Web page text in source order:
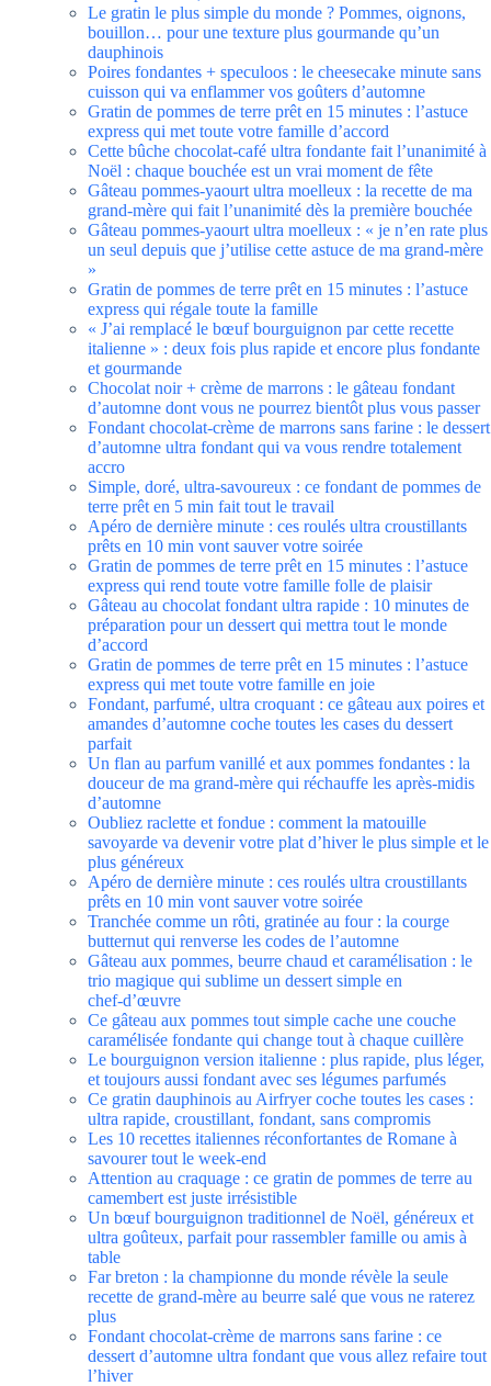
Le gratin le plus simple du monde ? Pommes, oignons,
bouillon… pour une texture plus gourmande qu’un
dauphinois
Poires fondantes + speculoos : le cheesecake minute sans
cuisson qui va enflammer vos goûters d’automne
Gratin de pommes de terre prêt en 15 minutes : l’astuce
express qui met toute votre famille d’accord
Cette bûche chocolat-café ultra fondante fait l’unanimité à
Noël : chaque bouchée est un vrai moment de fête
Gâteau pommes-yaourt ultra moelleux : la recette de ma
grand-mère qui fait l’unanimité dès la première bouchée
Gâteau pommes-yaourt ultra moelleux : « je n’en rate plus
un seul depuis que j’utilise cette astuce de ma grand-mère
»
Gratin de pommes de terre prêt en 15 minutes : l’astuce
express qui régale toute la famille
« J’ai remplacé le bœuf bourguignon par cette recette
italienne » : deux fois plus rapide et encore plus fondante
et gourmande
Chocolat noir + crème de marrons : le gâteau fondant
d’automne dont vous ne pourrez bientôt plus vous passer
Fondant chocolat-crème de marrons sans farine : le dessert
d’automne ultra fondant qui va vous rendre totalement
accro
Simple, doré, ultra-savoureux : ce fondant de pommes de
terre prêt en 5 min fait tout le travail
Apéro de dernière minute : ces roulés ultra croustillants
prêts en 10 min vont sauver votre soirée
Gratin de pommes de terre prêt en 15 minutes : l’astuce
express qui rend toute votre famille folle de plaisir
Gâteau au chocolat fondant ultra rapide : 10 minutes de
préparation pour un dessert qui mettra tout le monde
d’accord
Gratin de pommes de terre prêt en 15 minutes : l’astuce
express qui met toute votre famille en joie
Fondant, parfumé, ultra croquant : ce gâteau aux poires et
amandes d’automne coche toutes les cases du dessert
parfait
Un flan au parfum vanillé et aux pommes fondantes : la
douceur de ma grand-mère qui réchauffe les après-midis
d’automne
Oubliez raclette et fondue : comment la matouille
savoyarde va devenir votre plat d’hiver le plus simple et le
plus généreux
Apéro de dernière minute : ces roulés ultra croustillants
prêts en 10 min vont sauver votre soirée
Tranchée comme un rôti, gratinée au four : la courge
butternut qui renverse les codes de l’automne
Gâteau aux pommes, beurre chaud et caramélisation : le
trio magique qui sublime un dessert simple en
chef‑d’œuvre
Ce gâteau aux pommes tout simple cache une couche
caramélisée fondante qui change tout à chaque cuillère
Le bourguignon version italienne : plus rapide, plus léger,
et toujours aussi fondant avec ses légumes parfumés
Ce gratin dauphinois au Airfryer coche toutes les cases :
ultra rapide, croustillant, fondant, sans compromis
Les 10 recettes italiennes réconfortantes de Romane à
savourer tout le week-end
Attention au craquage : ce gratin de pommes de terre au
camembert est juste irrésistible
Un bœuf bourguignon traditionnel de Noël, généreux et
ultra goûteux, parfait pour rassembler famille ou amis à
table
Far breton : la championne du monde révèle la seule
recette de grand-mère au beurre salé que vous ne raterez
plus
Fondant chocolat-crème de marrons sans farine : ce
dessert d’automne ultra fondant que vous allez refaire tout
l’hiver